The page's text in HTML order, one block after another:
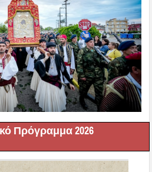
Πρόγραμμα 2026